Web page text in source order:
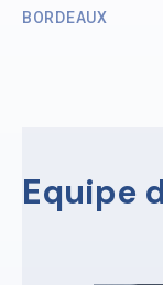
BORDEAUX
Equipe